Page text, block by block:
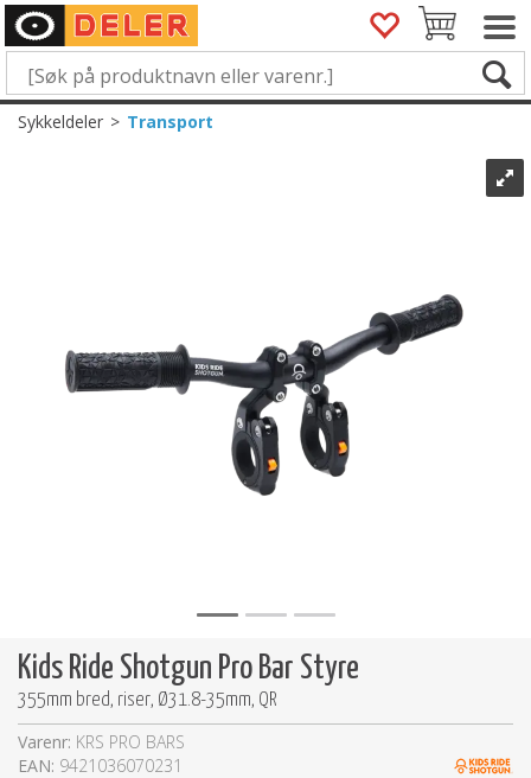
Sykkeldeler>Transport
Kids Ride Shotgun Pro Bar Styre
355mm bred, riser, Ø31.8-35mm, QR
Varenr: KRS PRO BARS
EAN: 9421036070231